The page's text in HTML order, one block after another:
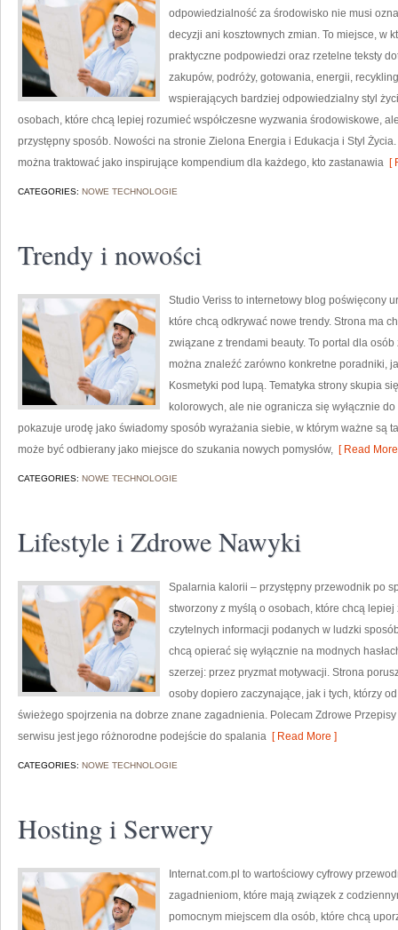
odpowiedzialność za środowisko nie musi
decyzji ani kosztownych zmian. To miejsce, w
praktyczne podpowiedzi oraz rzetelne teksty
zakupów, podróży, gotowania, energii,
wspierających bardziej odpowiedzialny styl
osobach, które chcą lepiej rozumieć współczesne wyzwania środowiskowe,
przystępny sposób. Nowości na stronie Zielona Energia i Edukacja i Styl
można traktować jako inspirujące kompendium dla każdego, kto zastanawia [
CATEGORIES: NOWE TECHNOLOGIE
Trendy i nowości
Studio Veriss to internetowy blog poświęcony
które chcą odkrywać nowe trendy. Strona ma
związane z trendami beauty. To portal dla
można znaleźć zarówno konkretne poradniki,
Kosmetyki pod lupą. Tematyka strony skupia
kolorowych, ale nie ogranicza się wyłącznie
pokazuje urodę jako świadomy sposób wyrażania siebie, w którym ważne są
może być odbierany jako miejsce do szukania nowych pomysłów, [ Read
CATEGORIES: NOWE TECHNOLOGIE
Lifestyle i Zdrowe Nawyki
Spalarnia kalorii – przystępny przewodnik po
stworzony z myślą o osobach, które chcą
czytelnych informacji podanych w ludzki
chcą opierać się wyłącznie na modnych
szerzej: przez pryzmat motywacji. Strona
osoby dopiero zaczynające, jak i tych, którzy
świeżego spojrzenia na dobrze znane zagadnienia. Polecam Zdrowe
serwisu jest jego różnorodne podejście do spalania [ Read More ]
CATEGORIES: NOWE TECHNOLOGIE
Hosting i Serwery
Internat.com.pl to wartościowy cyfrowy
zagadnieniom, które mają związek z
pomocnym miejscem dla osób, które chcą